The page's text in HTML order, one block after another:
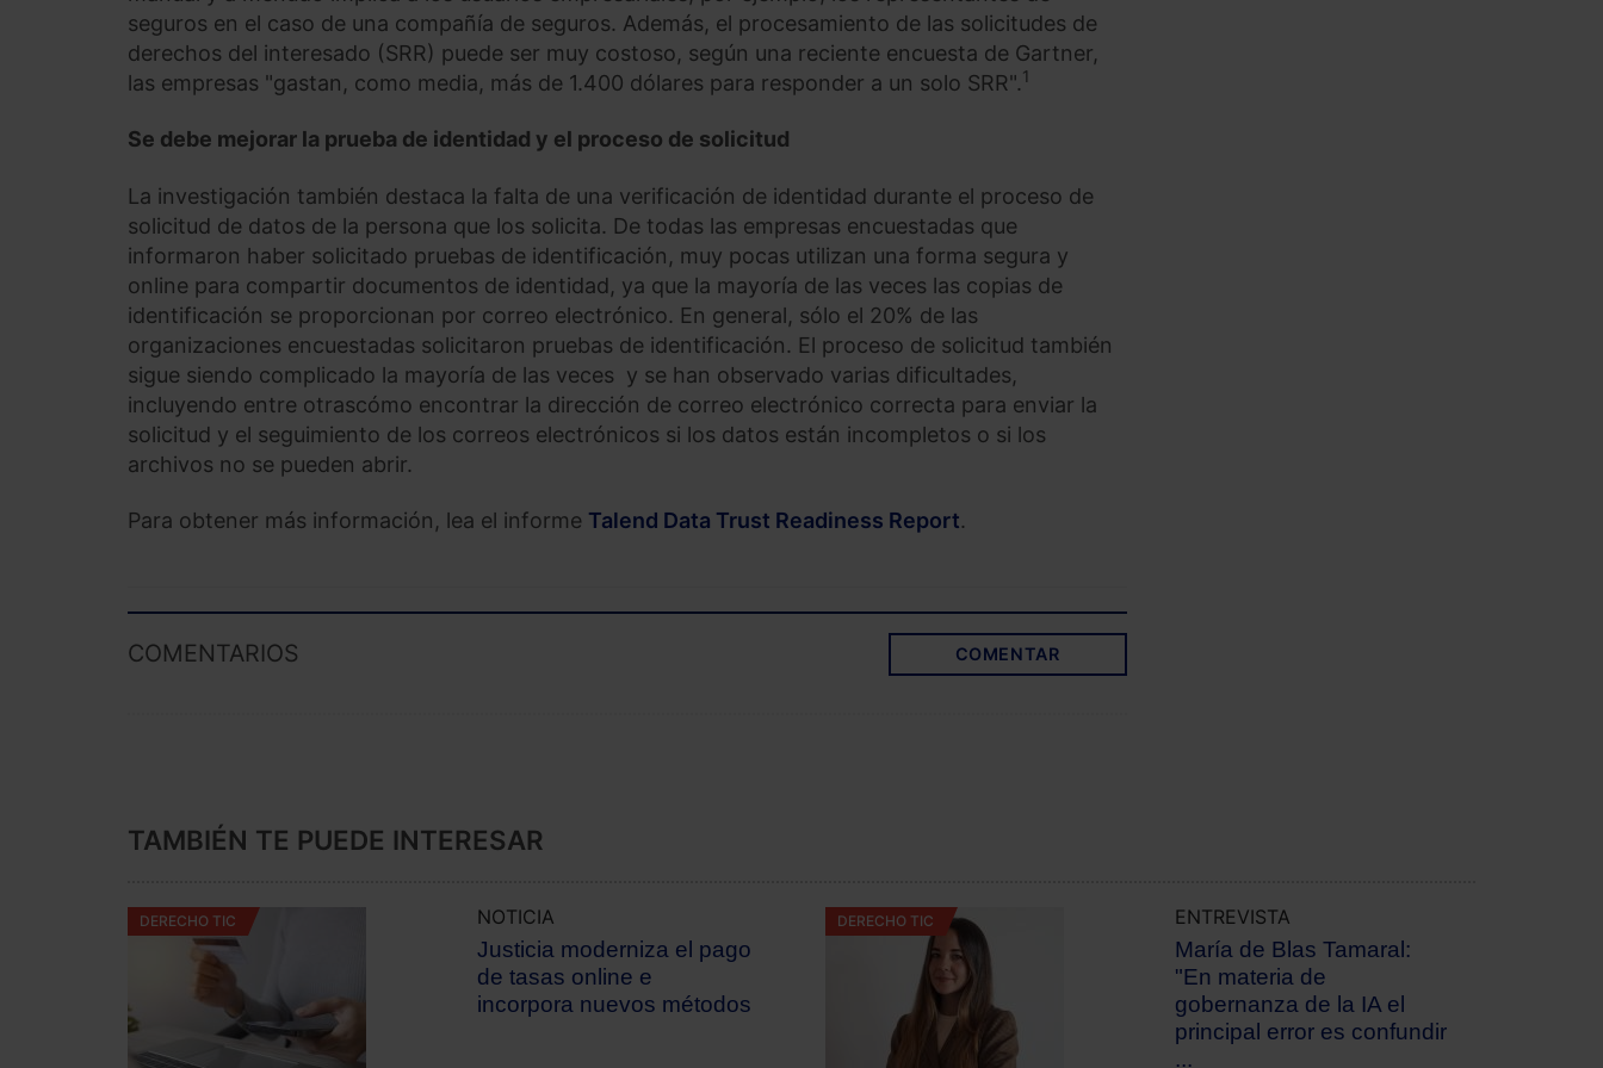
seguros en el caso de una compañía de seguros. Además, el procesamiento de las solicitudes de
derechos del interesado (SRR) puede ser muy costoso, según una reciente encuesta de Gartner,
las empresas "gastan, como media, más de 1.400 dólares para responder a un solo SRR".1
Se debe mejorar la prueba de identidad y el proceso de solicitud
La investigación también destaca la falta de una verificación de identidad durante el proceso de
solicitud de datos de la persona que los solicita. De todas las empresas encuestadas que
informaron haber solicitado pruebas de identificación, muy pocas utilizan una forma segura y
online para compartir documentos de identidad, ya que la mayoría de las veces las copias de
identificación se proporcionan por correo electrónico. En general, sólo el 20% de las
organizaciones encuestadas solicitaron pruebas de identificación. El proceso de solicitud también
sigue siendo complicado la mayoría de las veces y se han observado varias dificultades,
incluyendo entre otrascómo encontrar la dirección de correo electrónico correcta para enviar la
solicitud y el seguimiento de los correos electrónicos si los datos están incompletos o si los
archivos no se pueden abrir.
Para obtener más información, lea el informe Talend Data Trust Readiness Report.
COMENTARIOS COMENTAR
TAMBIÉN TE PUEDE INTERESAR
DERECHO TIC NOTICIA
Justicia moderniza el pago
de tasas online e
incorpora nuevos métodos
DERECHO TIC ENTREVISTA
María de Blas Tamaral:
"En materia de
gobernanza de la IA el
principal error es confundir
...